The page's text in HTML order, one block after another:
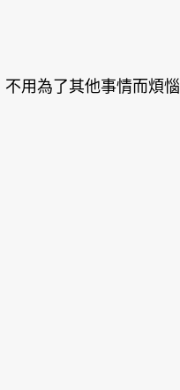
用為了其他事情而煩惱